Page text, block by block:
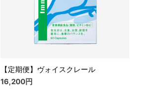
【定期便】ヴォイスクレール
16,200円